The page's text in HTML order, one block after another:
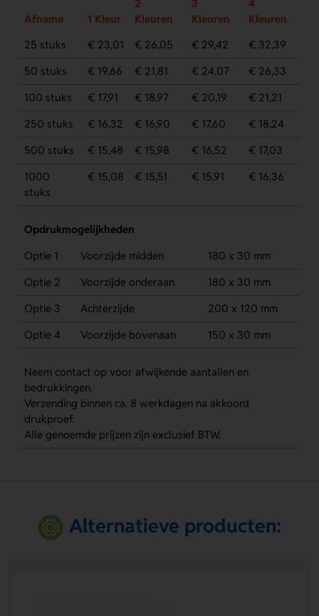
Afname 1 Kleur
2
Kleuren
3
Kleuren
4
Kleuren
25 stuks
€ 23,01 € 26,05 € 29,42
€ 32,39
50 stuks
€ 19,66 € 21,81 € 24,07
€ 26,33
100 stuks
€ 17,91 € 18,97 € 20,19
€ 21,21
250 stuks
€ 16,32 € 16,90 € 17,60
€ 18,24
500 stuks
€ 15,48 € 15,98 € 16,52
€ 17,03
1000
stuks
€ 15,08 € 15,51 € 15,91 € 16,36
Opdrukmogelijkheden
Optie 1
Voorzijde midden
180 x 30 mm
Optie 2
Voorzijde onderaan
180 x 30 mm
Optie 3
Achterzijde
200 x 120 mm
Optie 4
Voorzijde bovenaan 150 x 30 mm
Neem contact op voor afwijkende aantallen en
bedrukkingen.
Verzending binnen ca. 8 werkdagen na akkoord
drukproef.
Alle genoemde prijzen zijn exclusief BTW.
Alternatieve producten: